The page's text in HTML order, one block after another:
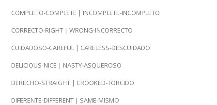
COMPLETO-COMPLETE | INCOMPLETE-INCOMPLETO
CORRECTO-RIGHT | WRONG-INCORRECTO
CUIDADOSO-CAREFUL | CARELESS-DESCUIDADO
DELICIOUS-NICE | NASTY-ASQUEROSO
DERECHO-STRAIGHT | CROOKED-TORCIDO
DIFERENTE-DIFFERENT | SAME-MISMO